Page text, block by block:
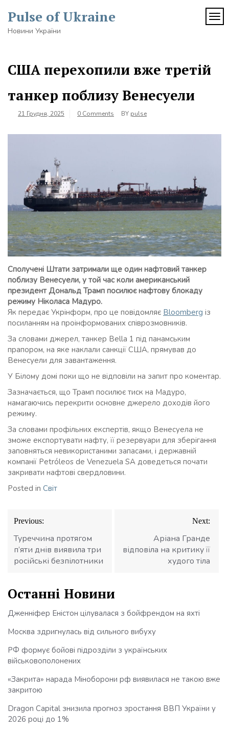
content
Pulse of Ukraine
Новини України
США перехопили вже третій
танкер поблизу Венесуели
21 Грудня, 2025 0 Comments BY pulse
Сполучені Штати затримали ще один нафтовий танкер
поблизу Венесуели, у той час коли американський
президент Дональд Трамп посилює нафтову блокаду
режиму Ніколаса Мадуро.
Як передає Укрінформ, про це повідомляє Bloomberg із
посиланням на проінформованих співрозмовників.
За словами джерел, танкер Bella 1 під панамським
прапором, на яке наклали санкції США, прямував до
Венесуели для завантаження.
У Білому домі поки що не відповіли на запит про коментар.
Зазначається, що Трамп посилює тиск на Мадуро,
намагаючись перекрити основне джерело доходів його
режиму.
За словами профільних експертів, якщо Венесуела не
зможе експортувати нафту, її резервуари для зберігання
заповняться невикористаними запасами, і державній
компанії Petróleos de Venezuela SA доведеться почати
закривати нафтові свердловини.
Posted in Світ
Навігація
записів
Previous:
Туреччина протягом
п’яти днів виявила три
російські безпілотники
Next:
Аріана Гранде
відповіла на критику її
худого тіла
Останні Новини
Дженніфер Еністон цілувалася з бойфрендом на яхті
Москва здригнулась від сильного вибуху
РФ формує бойові підрозділи з українських
військовополонених
«Закрита» нарада Міноборони рф виявилася не такою вже
закритою
Dragon Capital знизила прогноз зростання ВВП України у
2026 році до 1%